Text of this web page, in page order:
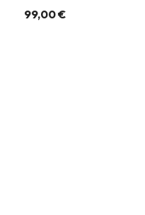
99,00 €